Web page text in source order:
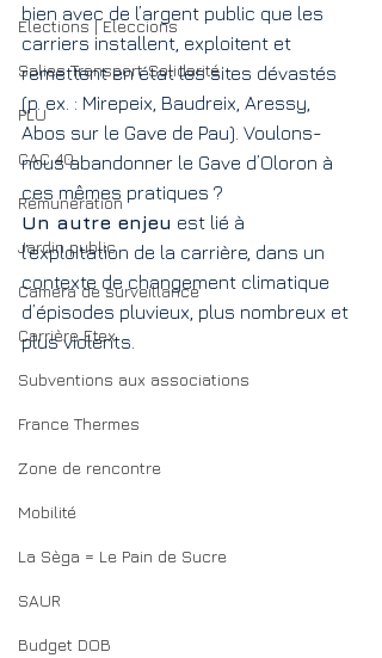
Elections | Eleccions
Salies Transport Solidarité
PLU
CAC 40
Rémunération
Jardin public
Caméra de surveillance
Carrière Etex
Subventions aux associations
France Thermes
Zone de rencontre
Mobilité
La Sèga = Le Pain de Sucre
SAUR
Budget DOB
bien avec de l’argent public que les
carriers installent, exploitent et
remettent en état les sites dévastés
(p. ex. : Mirepeix, Baudreix, Aressy,
Abos sur le Gave de Pau). ­Voulons-
nous abandonner le Gave d’Oloron à
ces mêmes pratiques ?
Un autre enjeu est lié à
l’exploitation de la carrière, dans un
contexte de changement climatique
d’épisodes pluvieux, plus nombreux et
plus violents.